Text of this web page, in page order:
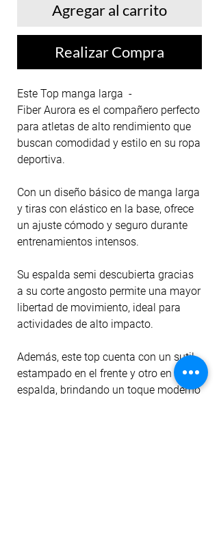
Agregar al carrito
Realizar Compra
Este Top manga larga -
Fiber Aurora es el compañero perfecto
para atletas de alto rendimiento que
buscan comodidad y estilo en su ropa
deportiva.
Con un diseño básico de manga larga
y tiras con elástico en la base, ofrece
un ajuste cómodo y seguro durante
entrenamientos intensos.
Su espalda semi descubierta gracias
a su corte angosto permite una mayor
libertad de movimiento, ideal para
actividades de alto impacto.
Además, este top cuenta con un sutil
estampado en el frente y otro en la
espalda, brindando un toque moderno